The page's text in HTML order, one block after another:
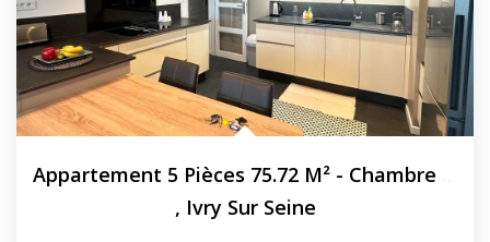
, Ivry Sur Seine